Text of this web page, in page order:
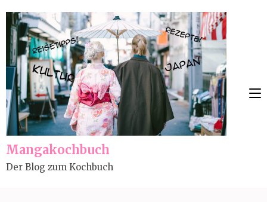
content
(Press
Enter)
Mangakochbuch
Der Blog zum Kochbuch